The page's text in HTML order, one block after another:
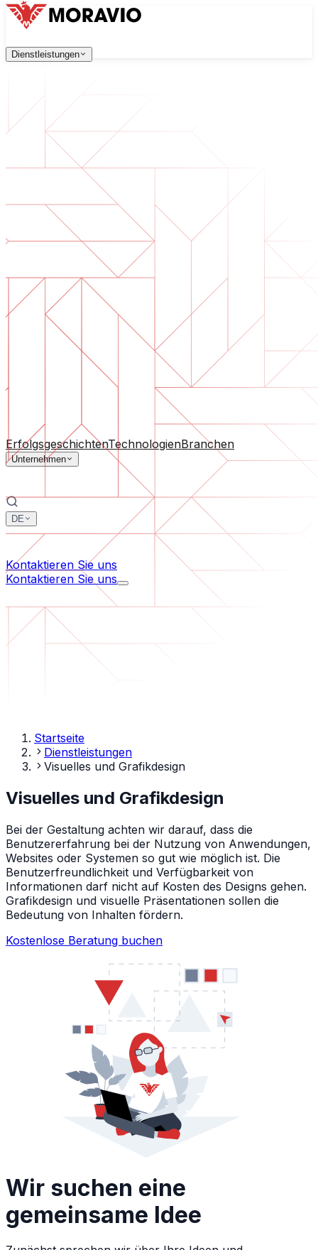
Dienstleistungen
Softwareentwicklung
Webanwendungen, die skalierbar, sicher und
Digitale Transformation
Digitalisieren Sie Ihr Unternehmen. Bereiten Sie sich auf
KI-Softwareentwicklung
Maßgeschneiderte KI-Tools, integriert in Ihre Prozesse.
Produktentwicklung
Von der Idee zum fertigen Produkt — Design,
Technische Due Diligence
Qualitätsbewertung und Risikoidentifikation in Ihrer
Software-Support
Laufende Wartung oder Rettung eines Projekts, das aus
Nach Unternehmensgröße
Für mittelständische Unternehmen
Alle Dienstleistungen
ErfolgsgeschichtenTechnologienBranchen
Unternehmen
DE
한국어
Kontaktieren Sie uns
Kontaktieren Sie uns
Alle Dienstleistungen→
English
Kontaktieren Sie uns
Startseite
Dienstleistungen
Visuelles und Grafikdesign
Visuelles und Grafikdesign
Bei der Gestaltung achten wir darauf, dass die
Benutzererfahrung bei der Nutzung von Anwendungen,
Websites oder Systemen so gut wie möglich ist. Die
Benutzerfreundlichkeit und Verfügbarkeit von
Informationen darf nicht auf Kosten des Designs gehen.
Grafikdesign und visuelle Präsentationen sollen die
Bedeutung von Inhalten fördern.
Kostenlose Beratung buchen
Wir suchen eine
gemeinsame Idee